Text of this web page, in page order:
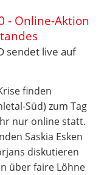
- Online-Aktion
sendet live auf
finden
Süd) zum Tag
nur online statt.
Saskia Esken
diskutieren
über faire Löhne